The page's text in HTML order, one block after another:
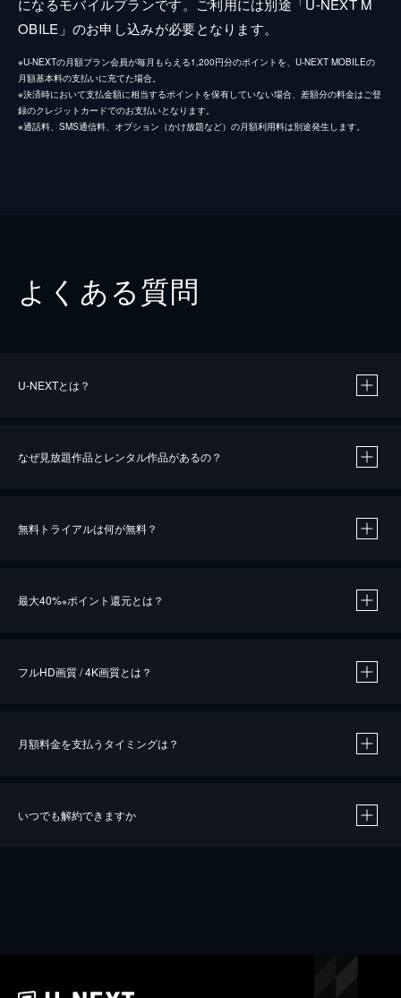
OBILE」のお申し込みが必要となります。
※U-NEXTの月額プラン会員が毎月もらえる1,200円分のポイントを、U-NEXT MOBILEの
月額基本料の支払いに充てた場合。
※決済時において支払金額に相当するポイントを保有していない場合、差額分の料金はご登
録のクレジットカードでのお支払いとなります。
※通話料、SMS通信料、オプション（かけ放題など）の月額利用料は別途発生します。
よくある質問
U-NEXTとは？
なぜ見放題作品とレンタル作品があるの？
無料トライアルは何が無料？
最大40%※ポイント還元とは？
※40％ポイント還元の対象は、クレジットカード決済による作品の購入 / レンタルです。
iOSアプリのUコイン決済による作品の購入 / レンタルは、20％のポイント還元です。
フルHD画質 / 4K画質とは？
月額料金を支払うタイミングは？
いつでも解約できますか